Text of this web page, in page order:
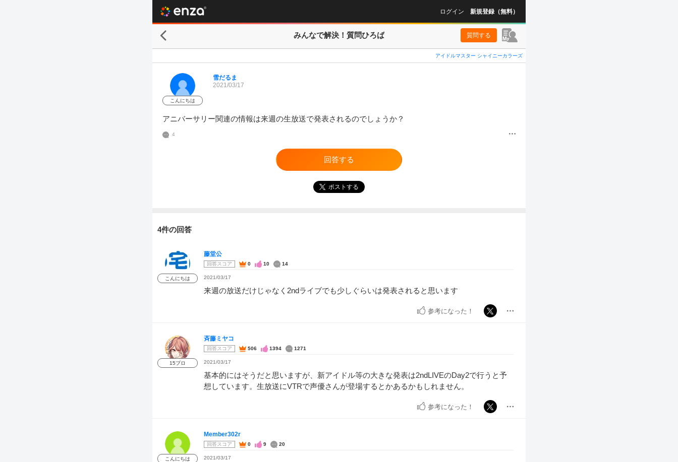
ログイン 新規登録（無料）
みんなで解決！ 質問ひろば 質問する
アイドルマスター シャイニーカラーズ
こんにちは
雪だるま
2021/03/17
アニバーサリー関連の情報は来週の生放送で発表されるのでしょうか？
4
回答する
ポストする
4件の回答
こんにちは
藤堂公
回答スコア 0 10 14
2021/03/17
来週の放送だけじゃなく2ndライブでも少しぐらいは発表されると思います
参考になった！
15プロ
斉藤ミヤコ
回答スコア 506 1394 1271
2021/03/17
基本的にはそうだと思いますが、新アイドル等の大きな発表は2ndLIVEのDay2で行うと予
想しています。生放送にVTRで声優さんが登場するとかあるかもしれません。
参考になった！
こんにちは
Member302r
回答スコア 0 9 20
2021/03/17